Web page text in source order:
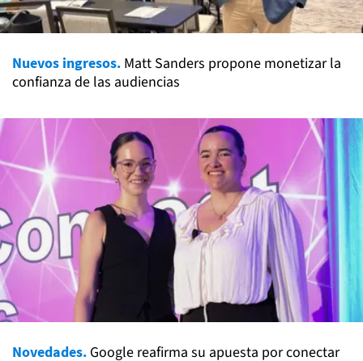
Nuevos ingresos. Matt Sanders propone monetizar la
confianza de las audiencias
Novedades. Google reafirma su apuesta por conectar